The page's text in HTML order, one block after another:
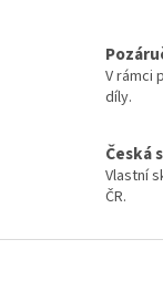
V rámci
díly.
Česká
Vlastní
ČR.